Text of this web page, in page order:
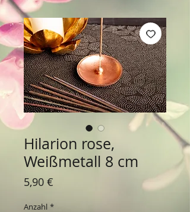
Hilarion rose,
Weißmetall 8 cm
5,90 €
Anzahl *